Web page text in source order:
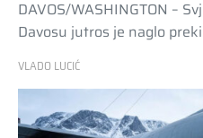
DAVOS/WASHINGTON –
Davosu jutros je naglo
VLADO LUCIĆ